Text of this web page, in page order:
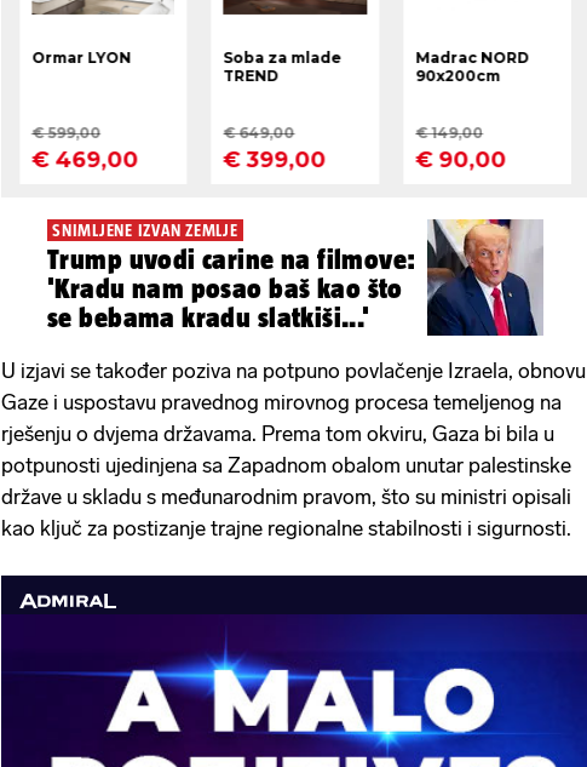
SNIMLJENE IZVAN ZEMLJE
Trump uvodi carine na filmove:
'Kradu nam posao baš kao što
se bebama kradu slatkiši...'
U izjavi se također poziva na potpuno povlačenje Izraela, obnovu
Gaze i uspostavu pravednog mirovnog procesa temeljenog na
rješenju o dvjema državama. Prema tom okviru, Gaza bi bila u
potpunosti ujedinjena sa Zapadnom obalom unutar palestinske
države u skladu s međunarodnim pravom, što su ministri opisali
kao ključ za postizanje trajne regionalne stabilnosti i sigurnosti.